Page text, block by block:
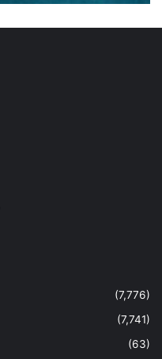
(7,776)
(7,741)
(63)